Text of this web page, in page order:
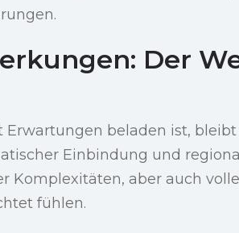
Der
beladen ist, bleibt
Einbindung und
Komplexitäten, aber auch
fühlen.